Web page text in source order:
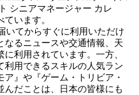
シニアマネージャー カレ
います。
いてからすぐに利用いただけ
なるニュースや交通情報、天
利用されています。一方、
利用できるスキルの人気ラン
』や『ゲーム・トリビア・
んだことは、日本の皆様にも